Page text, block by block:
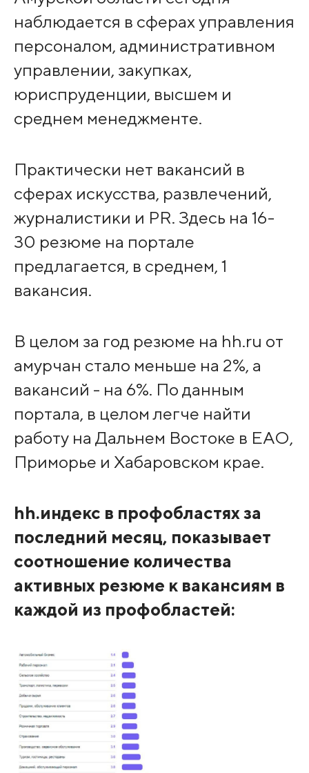
наблюдается в сферах управления
персоналом, административном
управлении, закупках,
юриспруденции, высшем и
среднем менеджменте.
Практически нет вакансий в
сферах искусства, развлечений,
журналистики и PR. Здесь на 16-
30 резюме на портале
предлагается, в среднем, 1
вакансия.
В целом за год резюме на hh.ru от
амурчан стало меньше на 2%, а
вакансий - на 6%. По данным
портала, в целом легче найти
работу на Дальнем Востоке в ЕАО,
Приморье и Хабаровском крае.
hh.индекс в профобластях за
последний месяц, показывает
соотношение количества
активных резюме к вакансиям в
каждой из профобластей: